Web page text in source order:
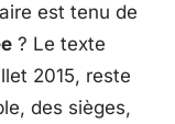
est tenu de
? Le texte
2015, reste
des sièges,